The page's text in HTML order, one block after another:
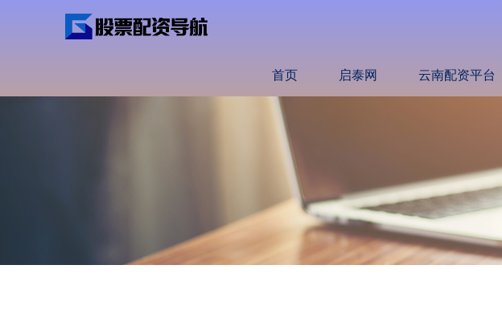
首页 启泰网 云南配资平台